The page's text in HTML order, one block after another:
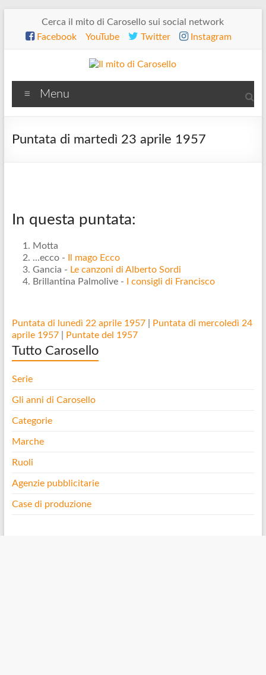
contenuto
Cerca il mito di Carosello sui social network
Facebook
YouTube Twitter Instagram
Il
mito
di
Menu
Puntata di martedì 23 aprile 1957
In questa puntata:
Motta
...ecco -
Il mago Ecco
Gancia - Le canzoni di Alberto Sordi
Brillantina Palmolive -
I consigli di Francisco
Puntata di lunedì 22 aprile 1957|
Puntata di mercoledì 24
aprile 1957| Puntate del 1957
Tutto Carosello
Serie
Gli anni di Carosello
Categorie
Marche
Ruoli
Agenzie pubblicitarie
Case di produzione